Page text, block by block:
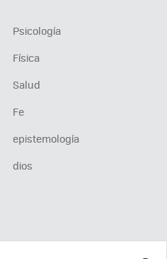
Psicología
Física
Salud
Fe
epistemología
dios